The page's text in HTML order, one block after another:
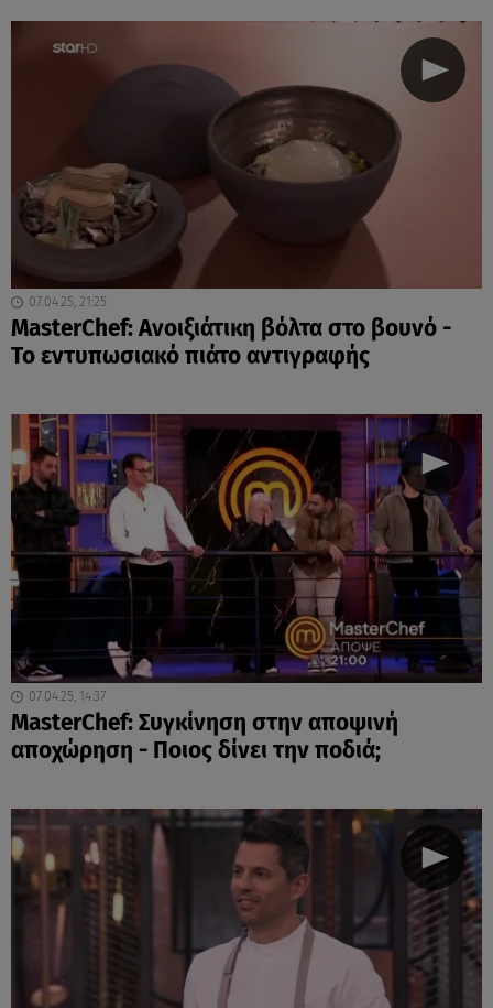
07.04.25, 21:25
MasterChef: Ανοιξιάτικη βόλτα στο βουνό -
Το εντυπωσιακό πιάτο αντιγραφής
07.04.25, 14:37
MasterChef: Συγκίνηση στην αποψινή
αποχώρηση - Ποιος δίνει την ποδιά;